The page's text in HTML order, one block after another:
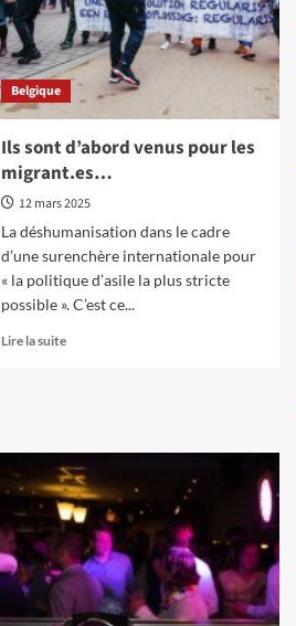
Belgique
Ils sont d’abord venus pour les
migrant.es…
12 mars 2025
La déshumanisation dans le cadre
d’une surenchère internationale pour
« la politique d’asile la plus stricte
possible ». C’est ce...
Lire la suiteEn
d’abord
venus
pour
les
migrant.es…